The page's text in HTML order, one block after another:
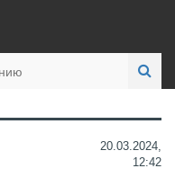
20.03.2024,
12:42